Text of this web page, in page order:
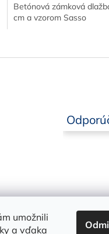
umožnili
a vďaka
Betónová zámková
cm a vzorom Sasso